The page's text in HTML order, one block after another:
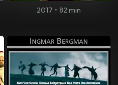
2017 • 82 min